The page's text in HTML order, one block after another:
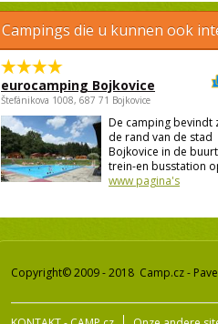
Campings die u kunnen ook
eurocamping Bojkovice
Štefánikova 1008, 687 71 Bojkovice
De camping bevindt
de rand van de stad
Bojkovice in de
trein-en busstation
www pagina's
Copyright© 2009 - 2018 Camp.cz -